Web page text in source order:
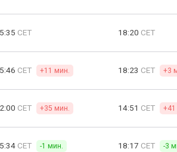
CET 18:20 CET
CET +11 мин. 18:23 CET +3
CET +35 мин. 14:51 CET
CET -1 мин. 18:17 CET -3